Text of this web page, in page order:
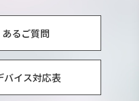
あるご質問
バイス対応表